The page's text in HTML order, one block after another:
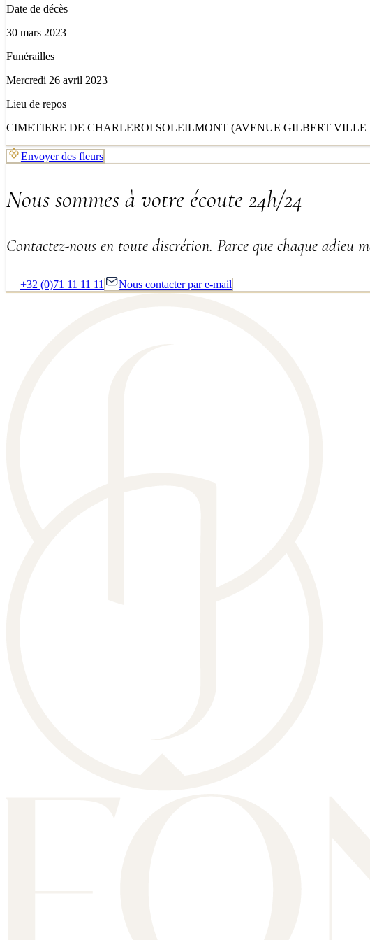
Date de décès
30 mars 2023
Funérailles
Mercredi 26 avril 2023
Lieu de repos
CIMETIERE DE CHARLEROI SOLEILMONT (AVENUE GILBERT
Envoyer des fleurs
Nous sommes à votre écoute 24h/24
Contactez-nous en toute discrétion. Parce que chaque adieu
+32 (0)71 11 11 11 Nous contacter par e-mail